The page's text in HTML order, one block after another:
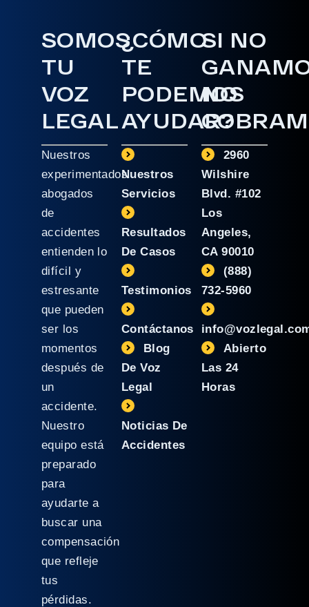
SOMOS
TU
VOZ
LEGAL
Nuestros
experimentados
abogados
de
accidentes
entienden lo
difícil y
estresante
que pueden
ser los
momentos
después de
un
accidente.
Nuestro
equipo está
preparado
para
ayudarte a
buscar una
compensación
que refleje
tus
pérdidas.
¿CÓMO
TE
PODEMOS
AYUDAR?
Nuestros
Servicios
Resultados
De Casos
Testimonios
Contáctanos
Blog
De Voz
Legal
Noticias De
Accidentes
SI NO
NO
2960
Wilshire
Blvd. #102
Los
Angeles,
CA 90010
(888)
732-5960
Abierto
Las 24
Horas